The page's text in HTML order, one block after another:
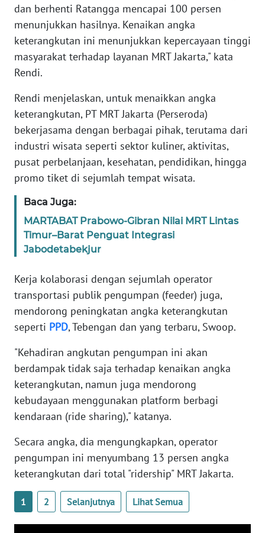
dan berhenti Ratangga mencapai 100 persen
menunjukkan hasilnya. Kenaikan angka
keterangkutan ini menunjukkan kepercayaan tinggi
masyarakat terhadap layanan MRT Jakarta," kata
Rendi.
Rendi menjelaskan, untuk menaikkan angka
keterangkutan, PT MRT Jakarta (Perseroda)
bekerjasama dengan berbagai pihak, terutama dari
industri wisata seperti sektor kuliner, aktivitas,
pusat perbelanjaan, kesehatan, pendidikan, hingga
promo tiket di sejumlah tempat wisata.
Baca Juga:
MARTABAT Prabowo-Gibran Nilai MRT Lintas
Timur–Barat Penguat Integrasi
Jabodetabekjur
Kerja kolaborasi dengan sejumlah operator
transportasi publik pengumpan (feeder) juga,
mendorong peningkatan angka keterangkutan
seperti PPD, Tebengan dan yang terbaru, Swoop.
"Kehadiran angkutan pengumpan ini akan
berdampak tidak saja terhadap kenaikan angka
keterangkutan, namun juga mendorong
kebudayaan menggunakan platform berbagi
kendaraan (ride sharing)," katanya.
Secara angka, dia mengungkapkan, operator
pengumpan ini menyumbang 13 persen angka
keterangkutan dari total "ridership" MRT Jakarta.
1 2 Selanjutnya Lihat Semua
KARIR
DISCLAIMER
Wahana
News
Regional
WN
SUMUT
JAKARTA
WN
JABAR
WN
NTT
WN
PAPUA
PAPUA
BARAT
WN